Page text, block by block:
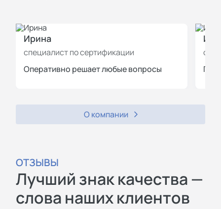
Ирина
специалист по сертификации
Оперативно решает любые вопросы
О компании
ОТЗЫВЫ
Лучший знак качества —
слова наших клиентов